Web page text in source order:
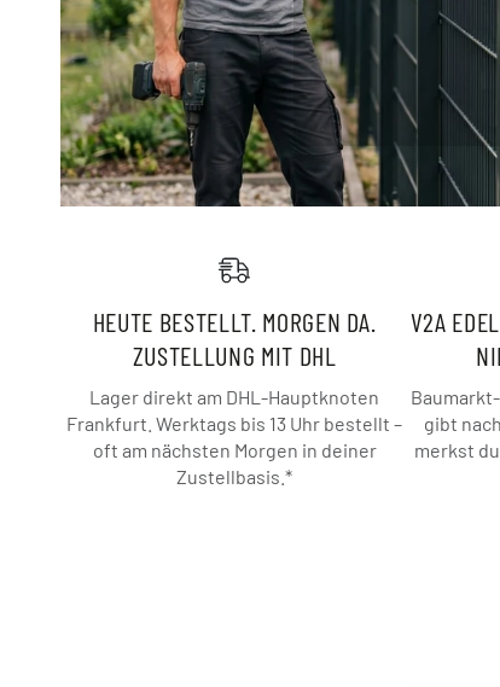
HEUTE BESTELLT. MORGEN DA.
ZUSTELLUNG MIT DHL
Lager direkt am DHL-Hauptknoten
Frankfurt. Werktags bis 13 Uhr bestellt –
oft am nächsten Morgen in deiner
Zustellbasis.*
V2A
gibt
merkst